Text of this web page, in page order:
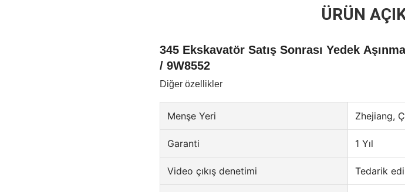
ÜRÜN
345 Ekskavatör Satış Sonrası Yedek
/ 9W8552
Diğer özellikler
Menşe Yeri Zhejiang,
Garanti 1 Yıl
Video çıkış denetimi Tedarik